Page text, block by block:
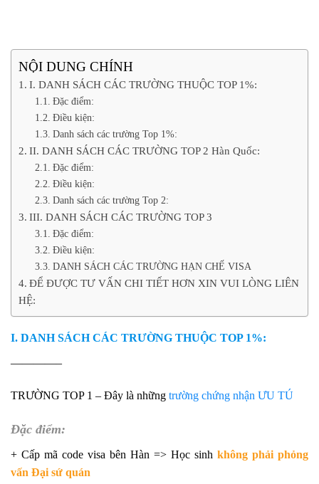
NỘI DUNG CHÍNH
I. DANH SÁCH CÁC TRƯỜNG THUỘC TOP 1%:
Đặc điểm:
Điều kiện:
Danh sách các trường Top 1%:
II. DANH SÁCH CÁC TRƯỜNG TOP 2 Hàn Quốc:
Đặc điểm:
Điều kiện:
Danh sách các trường Top 2:
III. DANH SÁCH CÁC TRƯỜNG TOP 3
Đặc điểm:
Điều kiện:
DANH SÁCH CÁC TRƯỜNG HẠN CHẾ VISA
ĐỂ ĐƯỢC TƯ VẤN CHI TIẾT HƠN XIN VUI LÒNG LIÊN
HỆ:
I. DANH SÁCH CÁC TRƯỜNG THUỘC TOP 1%:
————–
TRƯỜNG TOP 1 – Đây là những trường chứng nhận ƯU TÚ
Đặc điểm:
+ Cấp mã code visa bên Hàn => Học sinh không phải phỏng
vấn Đại sứ quán